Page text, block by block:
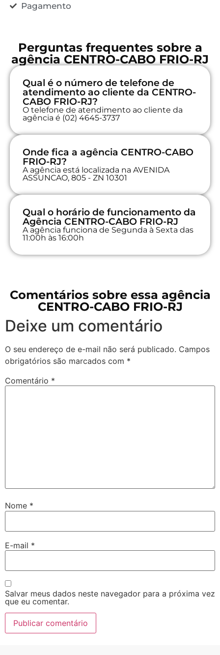
Pagamento
Perguntas frequentes sobre a
agência CENTRO-CABO FRIO-RJ
Qual é o número de telefone de
atendimento ao cliente da CENTRO-
CABO FRIO-RJ?
O telefone de atendimento ao cliente da
agência é (02) 4645-3737
Onde fica a agência CENTRO-CABO
FRIO-RJ?
A agência está localizada na AVENIDA
ASSUNCAO, 805 - ZN 10301
Qual o horário de funcionamento da
Agência CENTRO-CABO FRIO-RJ
A agência funciona de Segunda à Sexta das
11:00h às 16:00h
Comentários sobre essa agência
CENTRO-CABO FRIO-RJ
Deixe um comentário
O seu endereço de e-mail não será publicado. Campos
obrigatórios são marcados com *
Comentário *
Nome *
E-mail *
Salvar meus dados neste navegador para a próxima vez
que eu comentar.